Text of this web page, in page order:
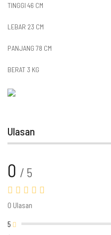
TINGGI 46 CM
LEBAR 23 CM
PANJANG 78 CM
BERAT 3 KG
Ulasan
0 / 5
0 Ulasan
5